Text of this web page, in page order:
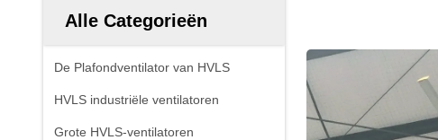
Alle Categorieën
De Plafondventilator van HVLS
HVLS industriële ventilatoren
Grote HVLS-ventilatoren